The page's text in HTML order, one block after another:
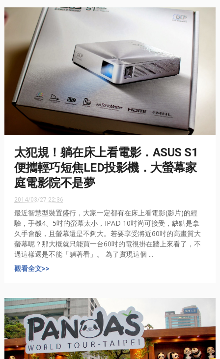
太犯規！躺在床上看電影．ASUS S1
便攜輕巧短焦LED投影機．大螢幕家
庭電影院不是夢
2014/03/27 22:36
最近智慧型裝置盛行，大家一定都有在床上看電影(影片)的經
驗，手機4、5吋的螢幕太小，IPAD 10吋尚可接受，缺點是拿
久手會酸，且螢幕還是不夠大。若要享受將近60吋的高畫質大
螢幕呢？那大概就只能買一台60吋的電視掛在牆上來看了，不
過這樣還是不能「躺著看」。 為了實現這個 ...
觀看全文>>